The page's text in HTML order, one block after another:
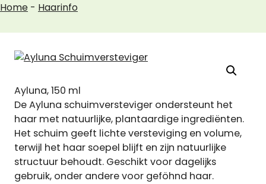
Home - Haarinfo
Ayluna, 150 ml
De Ayluna schuimversteviger ondersteunt het
haar met natuurlijke, plantaardige ingrediënten.
Het schuim geeft lichte versteviging en volume,
terwijl het haar soepel blijft en zijn natuurlijke
structuur behoudt. Geschikt voor dagelijks
gebruik, onder andere voor geföhnd haar.